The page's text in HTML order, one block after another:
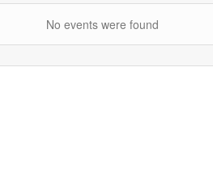
No events were found